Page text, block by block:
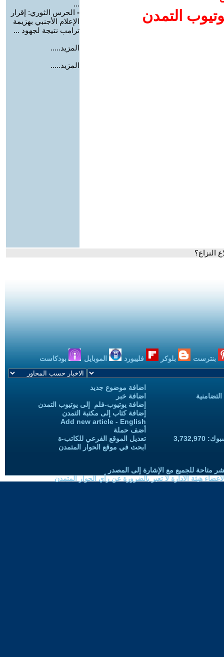
التمدن
...
- الحرس الثوري: إقرار
الإعلام الأجنبي بهزيمة
ترامب نتيجة لجهود ...
المزيد.....
المزيد.....
النزاع؟
بنترست بلوكر فليبورد الموبايل بودكاست
اضافة موضوع جديد
اضافة خبر
إضافة يوتيوب-فلم إلى يوتيوب التمدن
إضافة كتاب إلى مكتبة التمدن
Add new article - English
أضف حملة
تعديل الموقع الفرعي للكاتب-ة
ابحث في موقع الحوار المتمدن
متاحة للجميع مع الإشارة إلى المصدر
هيئة الادارة لا تعبر بالضرورة عن رأي الحوار المتمدن